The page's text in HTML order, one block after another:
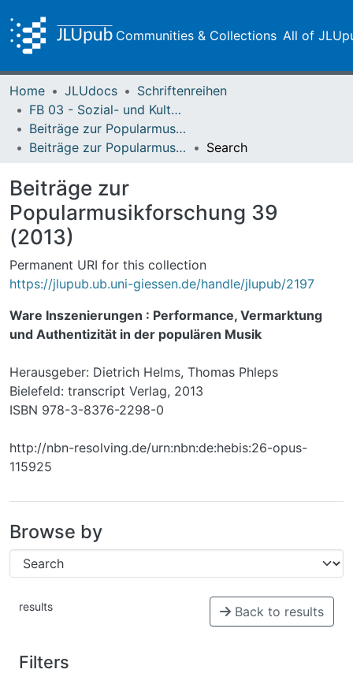
Communities & Collections All of
Home JLUdocs
Schriftenreihen
FB 03 - Sozial- und Kulturwissenschaften
Beiträge zur Popularmusikforschung
Beiträge zur Popularmusikforschung 39 (2013)
Search
Beiträge zur
Popularmusikforschung 39
(2013)
Permanent URI for this collection
https://jlupub.ub.uni-giessen.de/handle/jlupub/2197
Ware Inszenierungen : Performance, Vermarktung
und Authentizität in der populären Musik
Herausgeber: Dietrich Helms, Thomas Phleps
Bielefeld: transcript Verlag, 2013
ISBN 978-3-8376-2298-0
http://nbn-resolving.de/urn:nbn:de:hebis:26-opus-
115925
Browse by
results Back to results
Filters